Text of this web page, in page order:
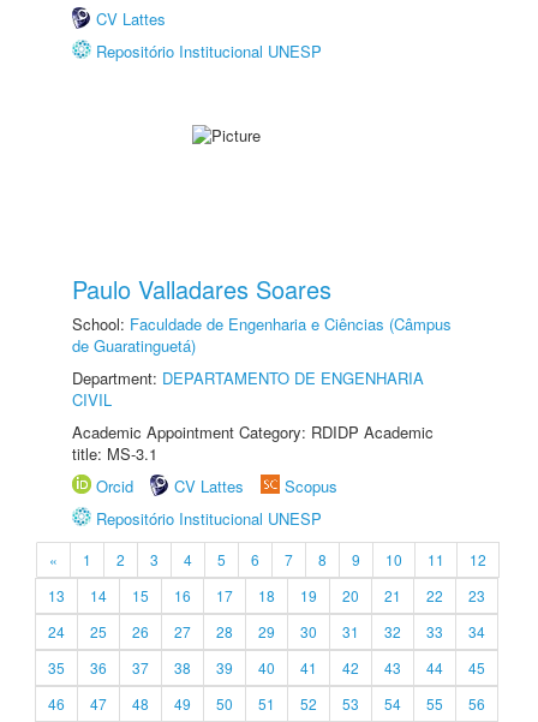
CV Lattes
Repositório Institucional UNESP
Paulo Valladares Soares
School: Faculdade de Engenharia e Ciências (Câmpus
de Guaratinguetá)
Department: DEPARTAMENTO DE ENGENHARIA
CIVIL
Academic Appointment Category: RDIDP Academic
title: MS-3.1
Orcid
CV Lattes
Scopus
Repositório Institucional UNESP
« 1 2 3 4 5 6 7 8 9 10 11
12
13
14 15 16 17 18 19 20 21 22
23
24
25 26 27 28 29 30 31 32 33
34
35
36 37 38 39 40 41 42 43 44
45
46
47 48 49 50 51 52 53 54 55
56